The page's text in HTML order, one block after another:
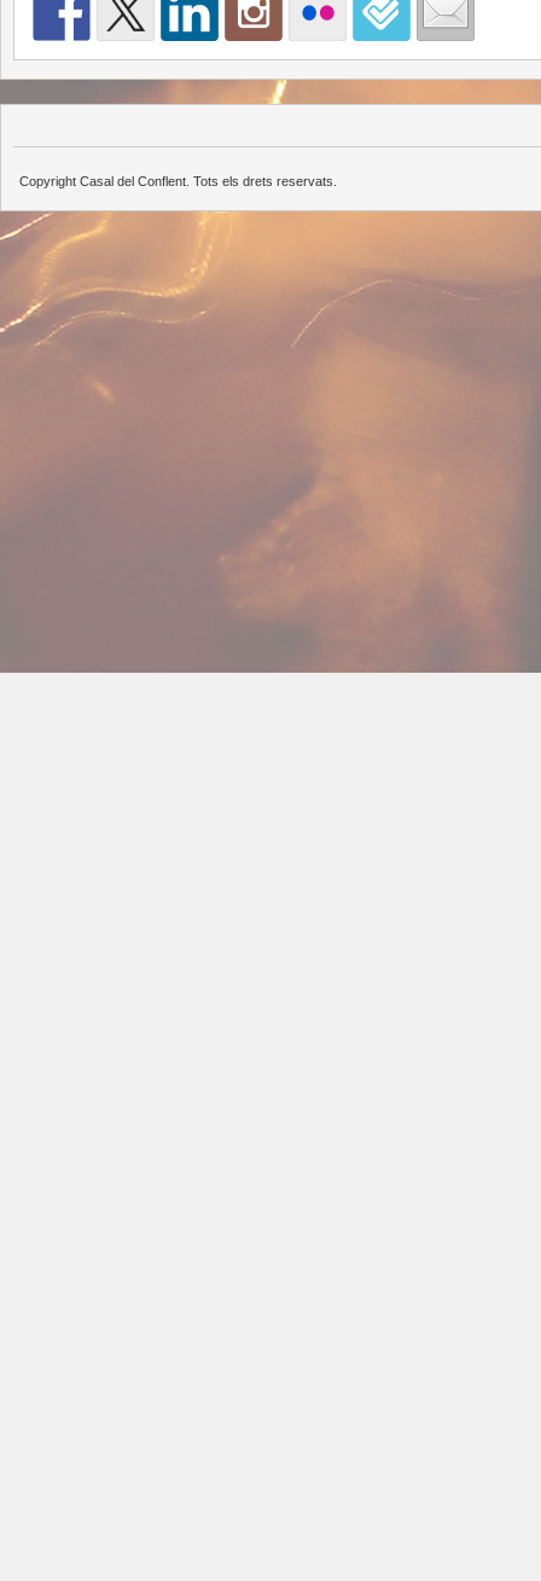
Copyright Casal del Conflent. Tots els drets reservats.